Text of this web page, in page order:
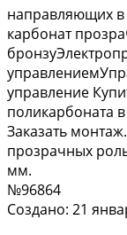
направляющих
карбонат
управление
поликарбоната
Заказать
прозрачных
мм.
№96864
Создано: 21